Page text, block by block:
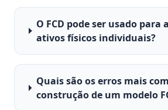
O FCD pode ser usado para
ativos físicos individuais?
Quais são os erros mais
construção de um modelo